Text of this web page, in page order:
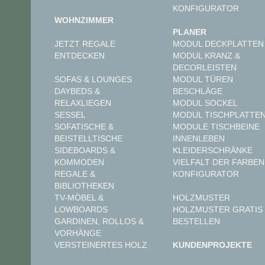
WOHNZIMMER
JETZT REGALE
ENTDECKEN
SOFAS & LOUNGES
DAYBEDS &
RELAXLIEGEN
SESSEL
SOFATISCHE &
BEISTELLTISCHE
SIDEBOARDS &
KOMMODEN
REGALE &
BIBLIOTHEKEN
TV-MÖBEL &
LOWBOARDS
GARDINEN, ROLLOS &
VORHÄNGE
VERSTEINERTES HOLZ
KONFIGURATOR
PLANER
MODUL DECKPLATTEN
MODUL KRANZ &
DECORLEISTEN
MODUL TÜREN
BESCHLÄGE
MODUL SOCKEL
MODUL
MODULE TISCHBEINE
INNENLEBEN
KLEIDERSCHRÄNKE
VIELFALT DER FARBEN
KONFIGURATOR
HOLZMUSTER
HOLZMUSTER GRATIS
BESTELLEN
KUNDENPROJEKTE